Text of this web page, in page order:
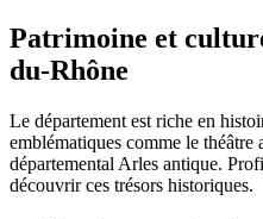
Patrimoine et
du-Rhône
Le département est riche en
emblématiques comme le théâtre
départemental Arles antique.
découvrir ces trésors historiques.